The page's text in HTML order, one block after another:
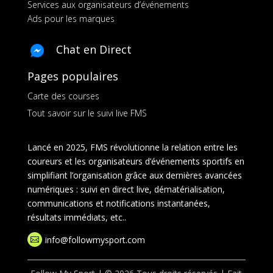
Services aux organisateurs d’événements
Ads pour les marques
Chat en Direct
Pages populaires
Carte des courses
Tout savoir sur le suivi live FMS
Lancé en 2025, FMS révolutionne la relation entre les
coureurs et les organisateurs d’événements sportifs en
simplifiant l’organisation grâce aux dernières avancées
numériques : suivi en direct live, dématérialisation,
communications et notifications instantanées,
résultats immédiats, etc..
 info@followmysport.com